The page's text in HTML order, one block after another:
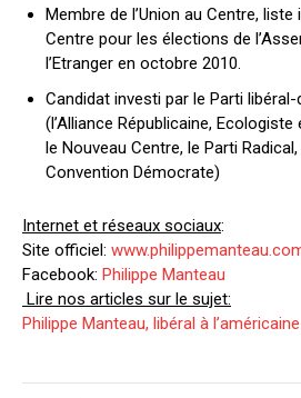
Membre de l’Union au Centre,
Centre pour les élections de
l’Etranger en octobre 2010.
Candidat investi par le Parti libéral-
(l’Alliance Républicaine,
le Nouveau Centre, le Parti
Convention Démocrate)
Internet et réseaux sociaux:
Site officiel:
Facebook: Philippe Manteau
Lire nos articles sur le sujet:
Philippe Manteau, libéral à l’américaine